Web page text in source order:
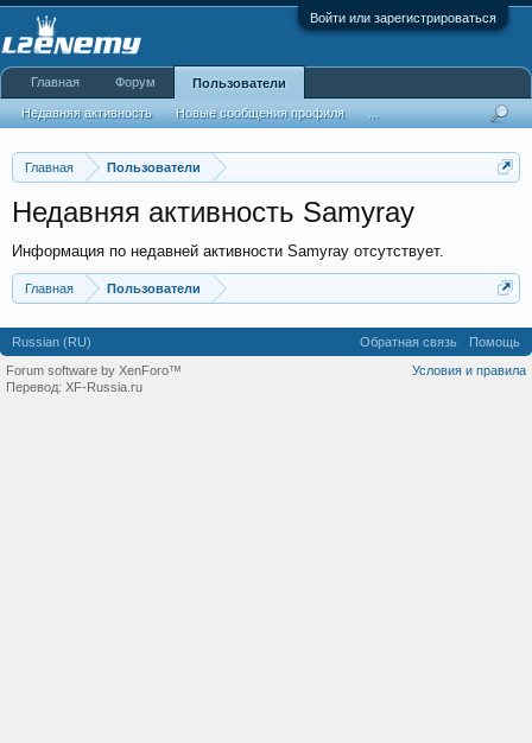
Войти или зарегистрироваться
Главная Пользователи
Недавняя активность Samyray
Информация по недавней активности Samyray отсутствует.
Главная Пользователи
Главная Форум Пользователи
Недавняя активность Новые сообщения профиля
Russian (RU) Обратная связь
Помощь
Условия и правила
Forum software by XenForo™
Перевод: XF-Russia.ru